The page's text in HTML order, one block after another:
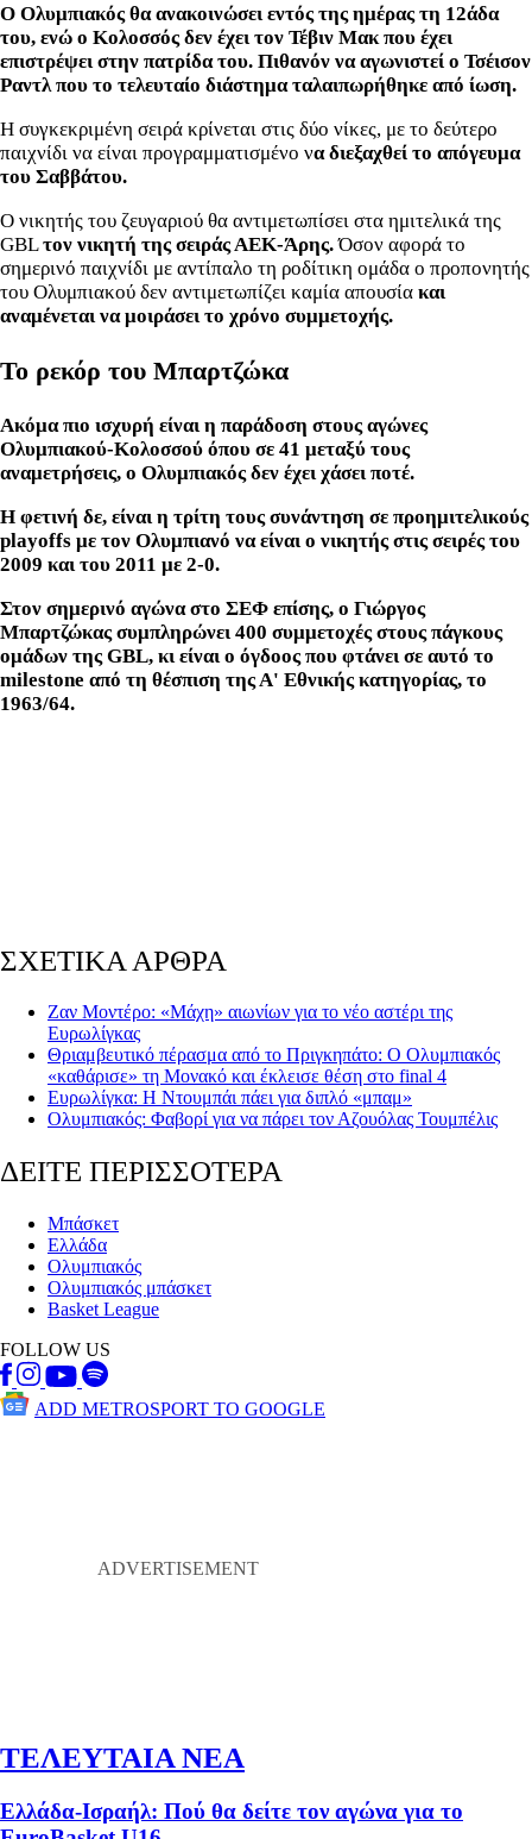
Ο Ολυμπιακός θα ανακοινώσει εντός της ημέρας τη 12άδα
του, ενώ ο Κολοσσός δεν έχει τον Τέβιν Μακ που έχει
επιστρέψει στην πατρίδα του. Πιθανόν να αγωνιστεί ο Τσέισον
Ραντλ που το τελευταίο διάστημα ταλαιπωρήθηκε από ίωση.
Η συγκεκριμένη σειρά κρίνεται στις δύο νίκες, με το δεύτερο
παιχνίδι να είναι προγραμματισμένο να διεξαχθεί το απόγευμα
του Σαββάτου.
Ο νικητής του ζευγαριού θα αντιμετωπίσει στα ημιτελικά της
GBLτον νικητή της σειράς ΑΕΚ-Άρης.Όσον αφορά το
σημερινό παιχνίδι με αντίπαλο τη ροδίτικη ομάδα ο προπονητής
του Ολυμπιακού δεν αντιμετωπίζει καμία απουσία και
αναμένεται να μοιράσει το χρόνο συμμετοχής.
Το ρεκόρ του Μπαρτζώκα
Ακόμα πιο ισχυρή είναι η παράδοση στους αγώνες
Ολυμπιακού-Κολοσσού όπου σε 41 μεταξύ τους
αναμετρήσεις, ο Ολυμπιακός δεν έχει χάσει ποτέ.
Η φετινή δε, είναι η τρίτη τους συνάντηση σε προημιτελικούς
playoffs με τον Ολυμπιανό να είναι ο νικητής στις σειρές του
2009 και του 2011 με 2-0.
Στον σημερινό αγώνα στο ΣΕΦ επίσης, ο Γιώργος
Μπαρτζώκας συμπληρώνει 400 συμμετοχές στους πάγκους
ομάδων της GBL, κι είναι ο όγδοος που φτάνει σε αυτό το
milestone από τη θέσπιση της Α' Εθνικής κατηγορίας, το
1963/64.
ΣΧΕΤΙΚΑ ΑΡΘΡΑ
Ζαν Μοντέρο: «Μάχη» αιωνίων για το νέο αστέρι της
Ευρωλίγκας
Θριαμβευτικό πέρασμα από το Πριγκηπάτο: Ο Ολυμπιακός
«καθάρισε» τη Μονακό και έκλεισε θέση στο final 4
Ευρωλίγκα: Η Ντουμπάι πάει για διπλό «μπαμ»
Ολυμπιακός: Φαβορί για να πάρει τον Αζουόλας Τουμπέλις
ΔΕΙΤΕ ΠΕΡΙΣΣΟΤΕΡΑ
Μπάσκετ
Ελλάδα
Ολυμπιακός
Ολυμπιακός μπάσκετ
Basket League
FOLLOW US
ADD METROSPORT TO GOOGLE
ΤΕΛΕΥΤΑΙΑ ΝΕΑ
Ελλάδα-Ισραήλ: Πού θα δείτε τον αγώνα για το